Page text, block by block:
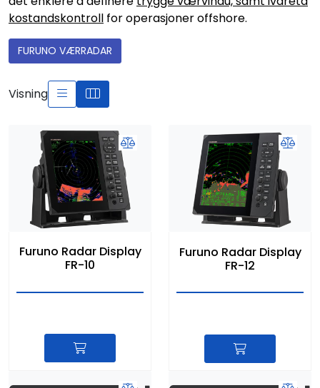
kostandskontroll for operasjoner offshore.
FURUNO VÆRRADAR
Visning
Furuno Radar Display
FR-10
Furuno Radar Display
FR-12